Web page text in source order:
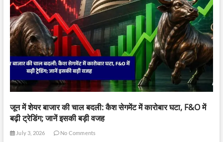
जून में शेयर बाजार की चाल बदली: कैश सेगमेंट में कारोबार घटा, F&O में
बढ़ी ट्रेडिंग; जानें इसकी बड़ी वजह
July 3, 2026 No Comments